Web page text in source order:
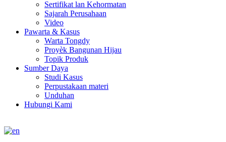
Sertifikat lan Kehormatan
Sajarah Perusahaan
Video
Pawarta & Kasus
Warta Tongdy
Proyèk Bangunan Hijau
Topik Produk
Sumber Daya
Studi Kasus
Perpustakaan materi
Unduhan
Hubungi Kami